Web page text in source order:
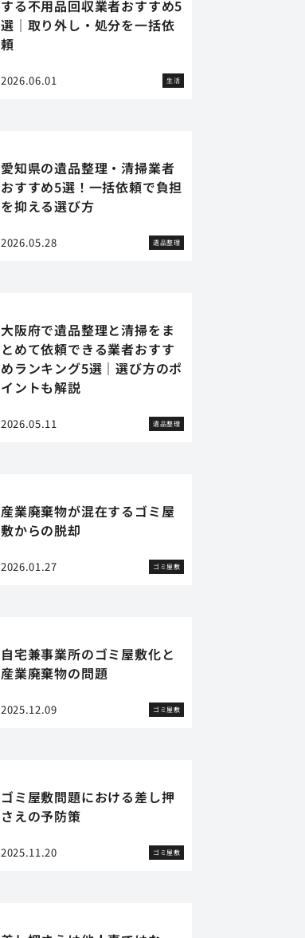
する不用品回収業者おすすめ5
選｜取り外し・処分を一括依
頼
2026.06.01 生活
愛知県の遺品整理・清掃業者
おすすめ5選！一括依頼で負担
を抑える選び方
2026.05.28 遺品整理
大阪府で遺品整理と清掃をま
とめて依頼できる業者おすす
めランキング5選｜選び方のポ
イントも解説
2026.05.11 遺品整理
産業廃棄物が混在するゴミ屋
敷からの脱却
2026.01.27 ゴミ屋敷
自宅兼事業所のゴミ屋敷化と
産業廃棄物の問題
2025.12.09 ゴミ屋敷
ゴミ屋敷問題における差し押
さえの予防策
2025.11.20 ゴミ屋敷